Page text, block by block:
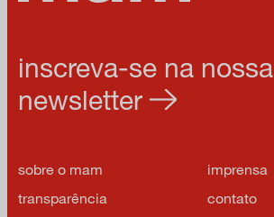
inscreva-se na nossa
newsletter
sobre o mam
imprensa
transparência
contato